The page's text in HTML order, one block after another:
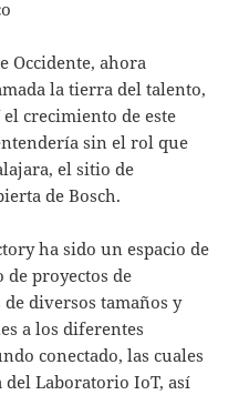
Occidente, ahora
la tierra del talento,
crecimiento de este
sin el rol que
el sitio de
de Bosch.
ha sido un espacio de
de proyectos de
diversos tamaños y
a los diferentes
conectado, las cuales
Laboratorio IoT, así